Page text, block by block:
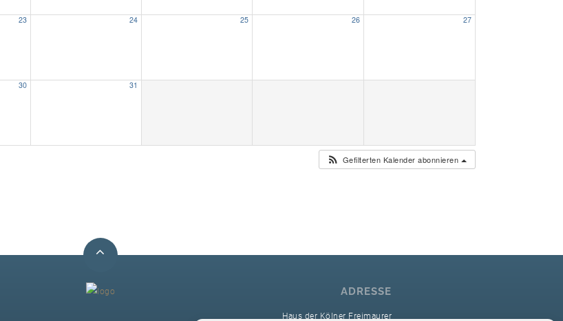
23 24 25 26 27
30 31
Gefilterten Kalender abonnieren
ADRESSE
Haus der Kölner Freimaurer